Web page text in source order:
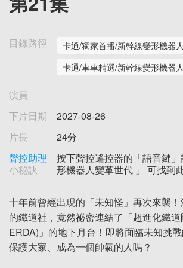
目錄路徑
卡通/獨家首播/新幹線變形機器
卡通/車車精選/新幹線變形機器
演員
下片日期
2027-08-26
片長
24分
聲控助理
小秘訣
按下聲控遙控器的「語音鍵
形機器人變革世代 」 可找到
十年前曾經出現的「未知怪」再次來襲
的鐵道社，竟然祕密連結了「超進化鐵
ERDA)」的地下月台！即將面臨未知挑
保護大家、成為一個帥氣的人嗎？